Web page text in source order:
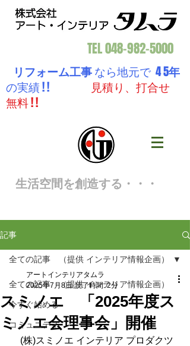
TEL048-982-5000
リフォーム工事なら地元で 4 5年
の実績 ! !
見積り、打合せ
無料 ! !
生活空間を創造する・・・
記事
全ての記事 （提供 インテリア情報企画）
今すぐ始める
コミュニティ
全ての記事 （提供 インテリア情報企画）
スミノエ 「2025年度ス
ミノエ会理事会」開催
アートインテリアタムラ
2025年7月8日 読了時間: 2分
(株)スミノエ インテリア プロダクツ